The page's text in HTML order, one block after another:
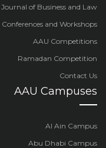
of Business and Law
Conferences and Workshops
AAU Competitions
Ramadan Competition
Contact Us
AAU Campuses
Al Ain Campus
Abu Dhabi Campus